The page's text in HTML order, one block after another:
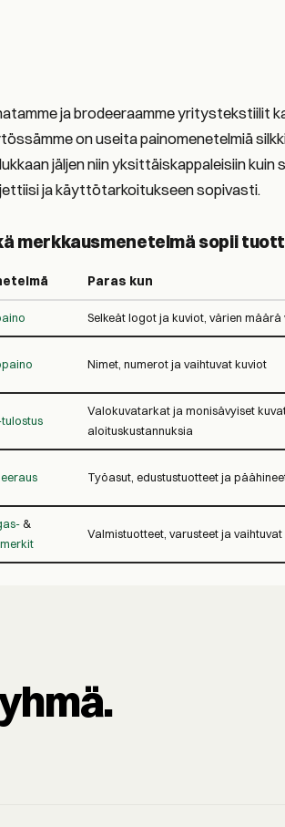
ja brodeeraamme yritystekstiilit
on useita painomenetelmiä
jäljen niin yksittäiskappaleisiin kuin
ja käyttötarkoitukseen sopivasti.
merkkausmenetelmä sopii
Paras kun
Selkeät logot ja kuviot, värien
Nimet, numerot ja vaihtuvat kuviot
tulostus
Valokuvatarkat ja monisävyiset
aloituskustannuksia
Työasut, edustustuotteet ja
&
Valmistuotteet, varusteet ja